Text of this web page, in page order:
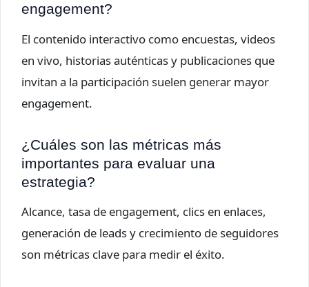
engagement?
El contenido interactivo como encuestas, videos
en vivo, historias auténticas y publicaciones que
invitan a la participación suelen generar mayor
engagement.
¿Cuáles son las métricas más
importantes para evaluar una
estrategia?
Alcance, tasa de engagement, clics en enlaces,
generación de leads y crecimiento de seguidores
son métricas clave para medir el éxito.